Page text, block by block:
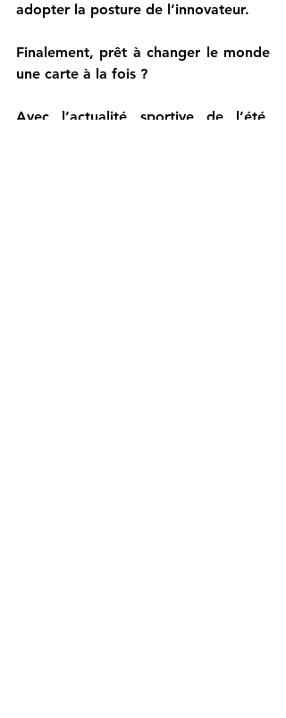
adopter la posture de l’innovateur.
Finalement, prêt à changer le monde
une carte à la fois ?
Avec l’actualité sportive de l’été,